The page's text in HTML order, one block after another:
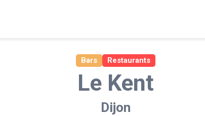
Bars Restaurants
Le Kent
Dijon